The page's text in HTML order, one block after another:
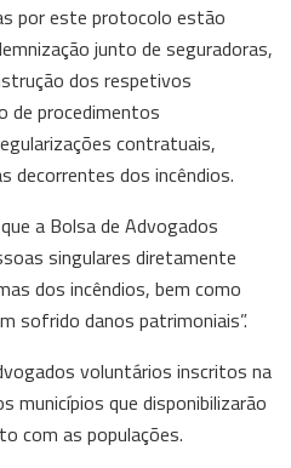
por este protocolo estão
junto de seguradoras,
dos respetivos
de procedimentos
contratuais,
decorrentes dos incêndios.
a Bolsa de Advogados
singulares diretamente
dos incêndios, bem como
sofrido danos patrimoniais”.
voluntários inscritos na
municípios que disponibilizarão
com as populações.